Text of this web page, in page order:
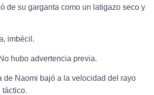
de su garganta como un latigazo seco y
imbécil.
hubo advertencia previa.
de Naomi bajó a la velocidad del rayo
táctico.